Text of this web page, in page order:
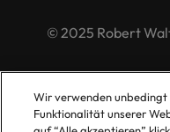
© 2025 Robert
Wir verwenden
Funktionalität unserer